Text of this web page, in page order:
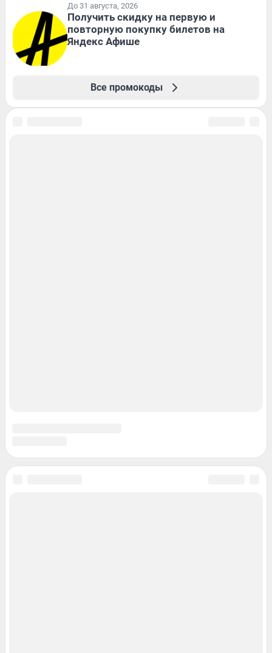
До 31 августа, 2026
Получить скидку на первую и
повторную покупку билетов на
Яндекс Афише
Все промокоды